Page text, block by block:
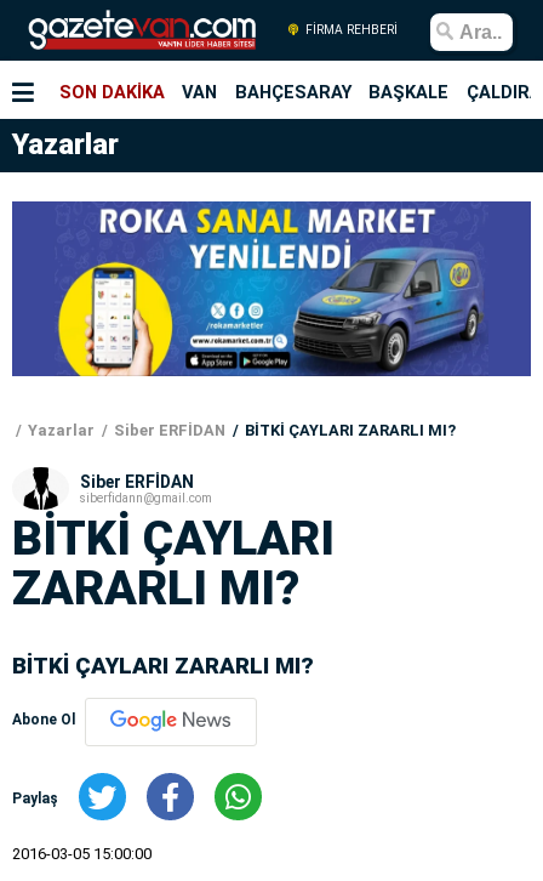
FİRMA REHBERİ
SON DAKİKA VAN BAHÇESARAY BAŞKALE
Yazarlar
Yazarlar Siber ERFİDAN BİTKİ ÇAYLARI ZARARLI MI?
Siber ERFİDAN
siberfidann@gmail.com
BİTKİ ÇAYLARI
ZARARLI MI?
BİTKİ ÇAYLARI ZARARLI MI?
Abone Ol
Paylaş
2016-03-05 15:00:00